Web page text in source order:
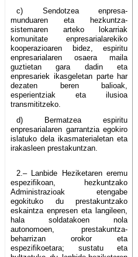
c) Sendotzea enpresa-
munduaren eta hezkuntza-
sistemaren arteko lokarriak
komunitate enpresarialarekiko
kooperazioaren bidez, espiritu
enpresarialaren osaera maila
guztietan gara dadin eta
enpresariek ikasgeletan parte har
dezaten beren balioak,
esperientziak eta ilusioa
transmititzeko.
d) Bermatzea espiritu
enpresarialaren garrantzia egokiro
islatuko dela ikasmaterialetan eta
irakasleen prestakuntzan.
2.– Lanbide Heziketaren eremu
espezifikoan, hezkuntzako
Administrazioak etengabe
egokituko du prestakuntzako
eskaintza enpresen eta langileen,
hala soldatakoen nola
autonomoen, prestakuntza-
beharrizan orokor eta
espezifikoetara; sustatu eta